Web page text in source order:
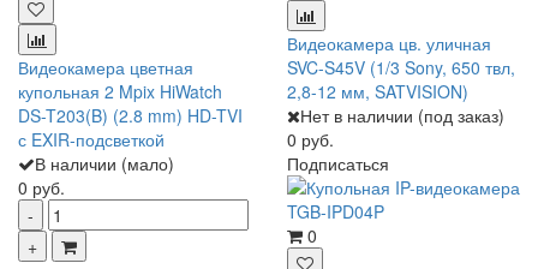
Видеокамера цветная
купольная 2 Mpix HiWatch
DS-T203(B) (2.8 mm) HD-TVI
с EXIR-подсветкой
В наличии (мало)
0 руб.
Видеокамера цв. уличная
SVC-S45V (1/3 Sony, 650 твл,
2,8-12 мм, SATVISION)
Нет в наличии (под заказ)
0 руб.
Подписаться
0